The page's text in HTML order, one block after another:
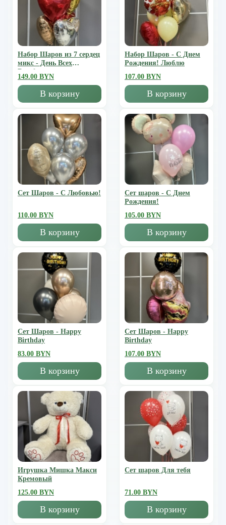
Набор Шаров из 7 сердец
микс - День Всех
Влюбленных
149.00 BYN
В корзину
Набор Шаров - С Днем
Рождения! Люблю
107.00 BYN
В корзину
Сет Шаров - С Любовью!
110.00 BYN
В корзину
Сет шаров - С Днем
Рождения!
105.00 BYN
В корзину
Сет Шаров - Happy
Birthday
83.00 BYN
В корзину
Сет Шаров - Happy
Birthday
107.00 BYN
В корзину
Игрушка Мишка Mакси
Кремовый
125.00 BYN
В корзину
Сет шаров Для тебя
71.00 BYN
В корзину